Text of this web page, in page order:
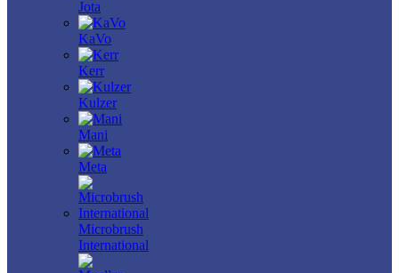
Jota
KaVo
Kerr
Kulzer
Mani
Meta
Microbrush
International